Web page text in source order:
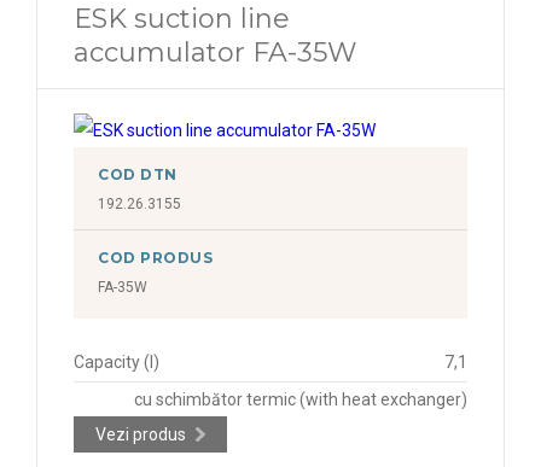
ESK suction line
accumulator FA-35W
COD DTN
192.26.3155
COD PRODUS
FA-35W
Capacity (l)
7,1
cu schimbător termic (with heat exchanger)
Vezi produs